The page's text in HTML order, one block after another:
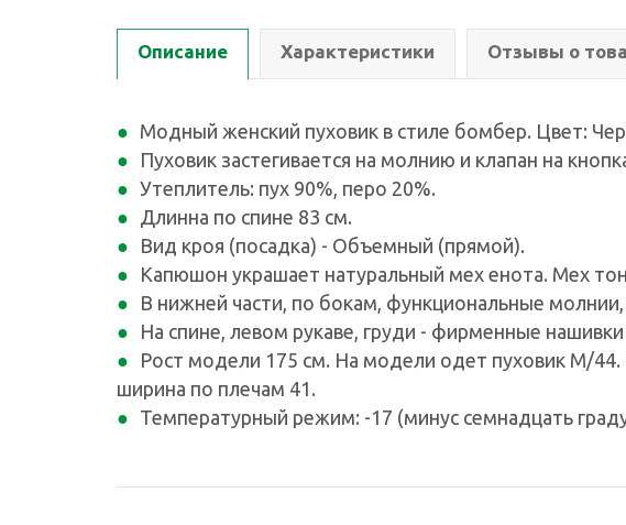
Описание Характеристики Отзывы о
Модный женский пуховик в стиле бомбер. Цвет:
Пуховик застегивается на молнию и клапан на
Утеплитель: пух 90%, перо 20%.
Длинна по спине 83 см.
Вид кроя (посадка) - Объемный (прямой).
Капюшон украшает натуральный мех енота. Мех
В нижней части, по бокам, функциональные
На спине, левом рукаве, груди - фирменные
Рост модели 175 см. На модели одет пуховик М/44.
ширина по плечам 41.
Температурный режим: -17 (минус семнадцать